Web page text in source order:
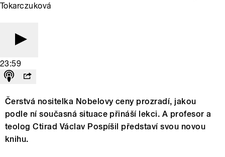
Tokarczuková
23:59
Čerstvá nositelka Nobelovy ceny prozradí, jakou
podle ní současná situace přináší lekci. A profesor a
teolog Ctirad Václav Pospíšil představí svou novou
knihu.